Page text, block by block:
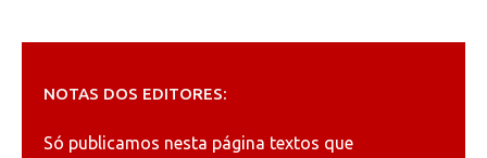
NOTAS DOS EDITORES:
Só publicamos nesta página textos que